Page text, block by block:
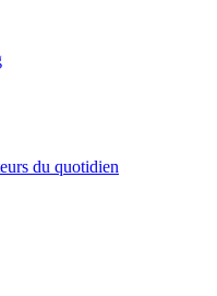
du quotidien